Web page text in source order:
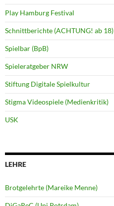
Play Hamburg Festival
Schnittberichte (ACHTUNG! ab 18)
Spielbar (BpB)
Spieleratgeber NRW
Stiftung Digitale Spielkultur
Stigma Videospiele (Medienkritik)
USK
LEHRE
Brotgelehrte (Mareike Menne)